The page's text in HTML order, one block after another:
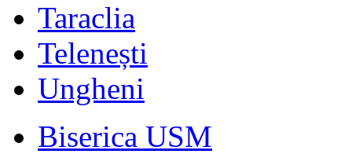
Taraclia
Telenești
Ungheni
Biserica USM